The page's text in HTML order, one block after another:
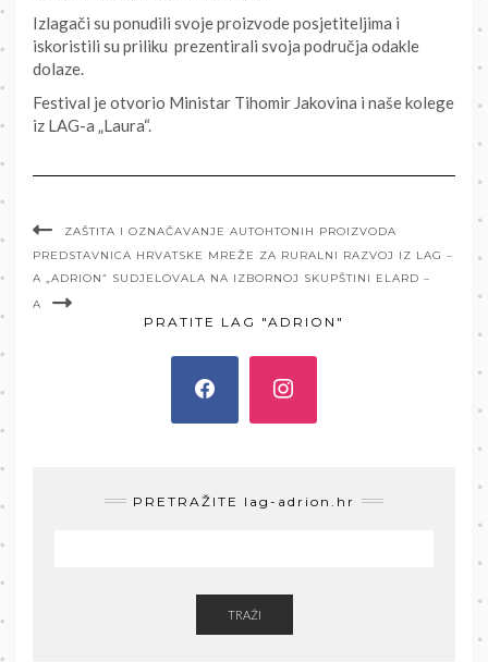
Izlagači su ponudili svoje proizvode posjetiteljima i
iskoristili su priliku prezentirali svoja područja odakle
dolaze.
Festival je otvorio Ministar Tihomir Jakovina i naše kolege
iz LAG-a „Laura“.
ZAŠTITA I OZNAČAVANJE AUTOHTONIH PROIZVODA
PREDSTAVNICA HRVATSKE MREŽE ZA RURALNI RAZVOJ IZ LAG –
A „ADRION“ SUDJELOVALA NA IZBORNOJ SKUPŠTINI ELARD –
A
PRATITE LAG "ADRION"
PRETRAŽITE lag-adrion.hr
TRAŽI